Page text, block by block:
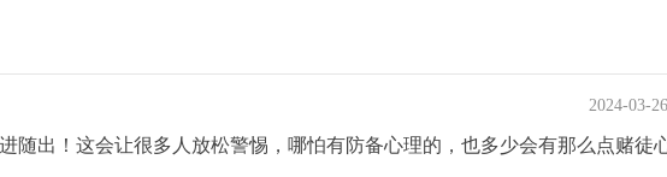
2024-03-26
随出！这会让很多人放松警惕，哪怕有防备心理的，也多少会有那么点赌徒